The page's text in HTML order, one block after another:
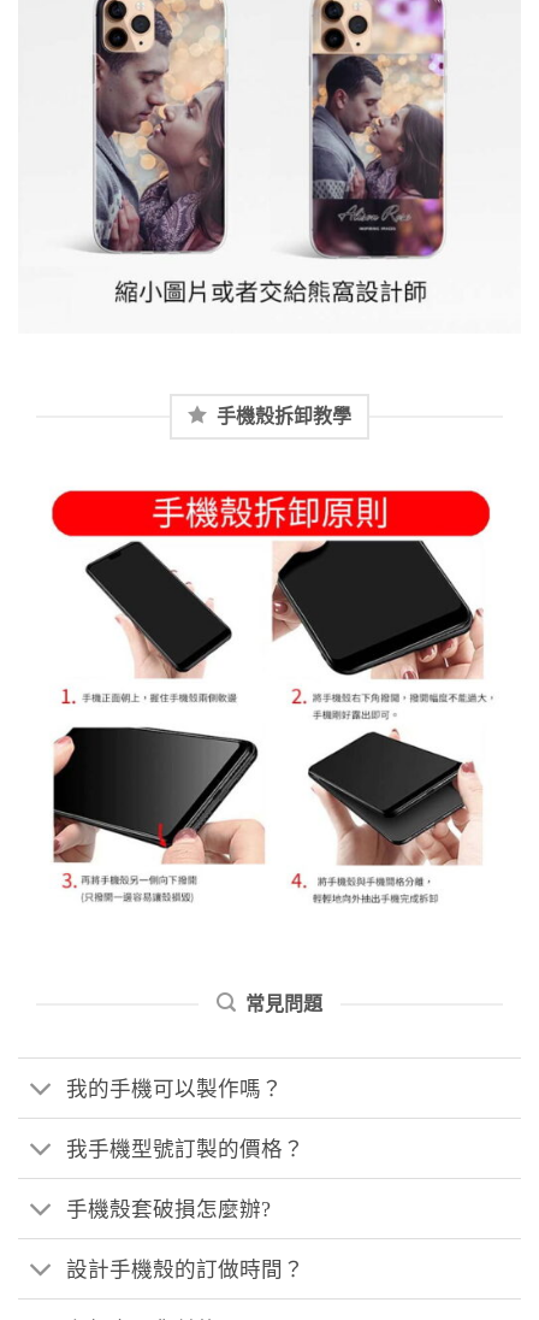
手機殼拆卸教學
常見問題
我的手機可以製作嗎？
我手機型號訂製的價格？
手機殼套破損怎麼辦?
設計手機殼的訂做時間？